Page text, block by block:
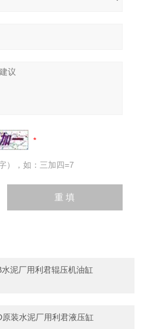
），如：三加四=7
泥厂用利君辊压机油缸
装水泥厂用利君液压缸